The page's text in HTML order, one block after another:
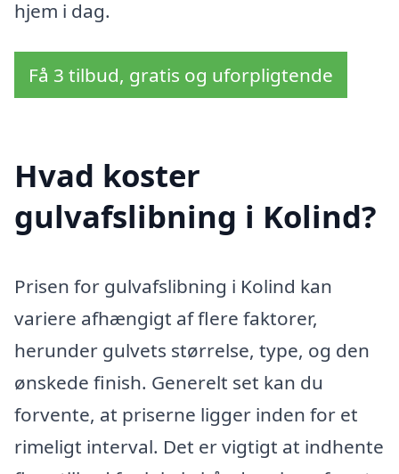
hjem i dag.
Få 3 tilbud, gratis og uforpligtende
Hvad koster
gulvafslibning i Kolind?
Prisen for gulvafslibning i Kolind kan
variere afhængigt af flere faktorer,
herunder gulvets størrelse, type, og den
ønskede finish. Generelt set kan du
forvente, at priserne ligger inden for et
rimeligt interval. Det er vigtigt at indhente